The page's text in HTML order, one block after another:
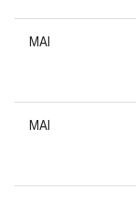
MAI
MAI